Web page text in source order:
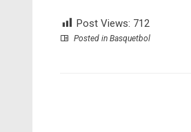
Post Views: 712
Posted in Basquetbol